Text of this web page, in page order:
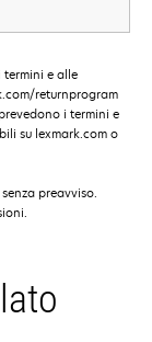
termini e alle
returnprogram
i termini e
su lexmark.com o
preavviso.